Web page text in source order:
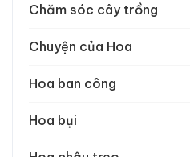
Chăm sóc cây trồng
Chuyện của Hoa
Hoa ban công
Hoa bụi